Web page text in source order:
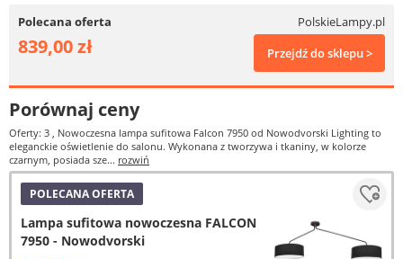
Polecana oferta PolskieLampy.pl
839,00 zł Przejdź do sklepu >
Porównaj ceny
Oferty: 3 , Nowoczesna lampa sufitowa Falcon 7950 od Nowodvorski Lighting to
eleganckie oświetlenie do salonu. Wykonana z tworzywa i tkaniny, w kolorze
czarnym, posiada sze... rozwiń
POLECANA OFERTA
Lampa sufitowa nowoczesna FALCON
7950 - Nowodvorski